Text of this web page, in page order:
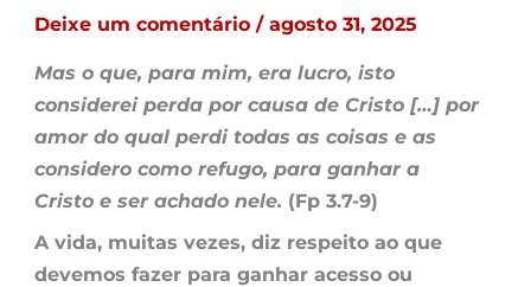
Deixe um comentário / agosto 31, 2025
Mas o que, para mim, era lucro, isto
considerei perda por causa de Cristo […] por
amor do qual perdi todas as coisas e as
considero como refugo, para ganhar a
Cristo e ser achado nele. (Fp 3.7-9)
A vida, muitas vezes, diz respeito ao que
devemos fazer para ganhar acesso ou